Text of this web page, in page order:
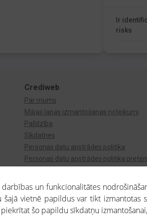
Ir
risks
Crediweb
Par mums
Mājas lapas izmantošanas noteikumi
Palīdzība
Sīkdatnes
Personas datu apstrādes politika
Personas datu apstrādes politika
un funkcionalitātes
vietnē papildus var tikt izmantotas
piekrītat šo papildu sīkdatņu